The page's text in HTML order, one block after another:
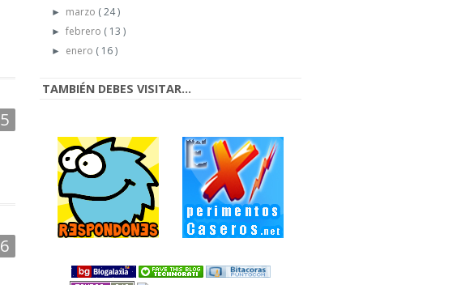
► marzo ( 24 )
►febrero ( 13 )
► enero ( 16 )
TAMBIÉN DEBES VISITAR...